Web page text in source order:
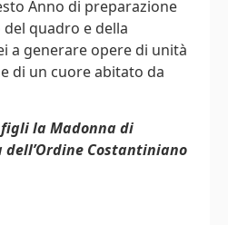
Anno di preparazione
del quadro e della
a generare opere di unità
di un cuore abitato da
la Madonna di
Costantiniano